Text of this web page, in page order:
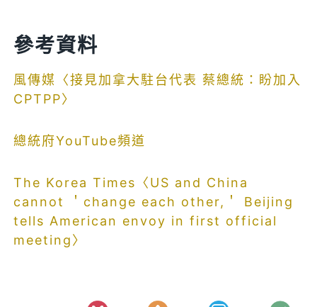
參考資料
風傳媒
〈接見加拿大駐台代表 蔡總統：盼加入
CPTPP〉
總統府YouTube頻道
The Korea Times〈US and China
cannot ＇change each other,＇ Beijing
tells American envoy in first official
meeting〉